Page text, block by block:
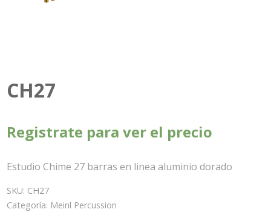
CH27
Registrate para ver el precio
Estudio Chime 27 barras en linea aluminio dorado
SKU: CH27
Categoría: Meinl Percussion